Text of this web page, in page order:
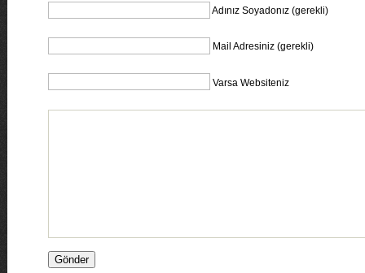
Adınız Soyadonız (gerekli)
Mail Adresiniz (gerekli)
Varsa Websiteniz